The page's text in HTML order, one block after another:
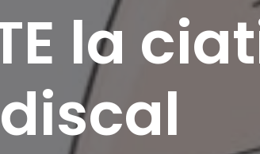
la